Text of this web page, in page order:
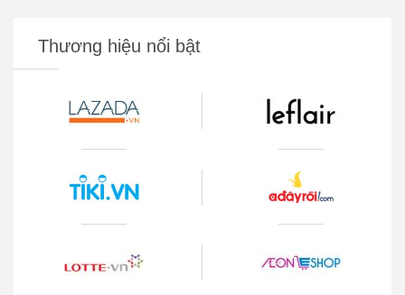
Thương hiệu nổi bật